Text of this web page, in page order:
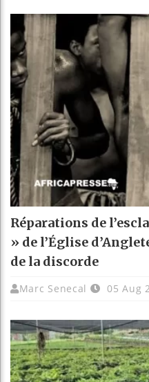
Réparations de
» de l’Église
de la discorde
Marc Senecal 05 Aug